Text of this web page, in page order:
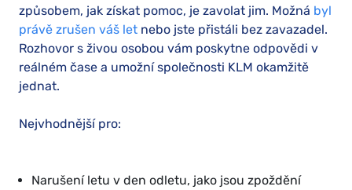
způsobem, jak získat pomoc, je zavolat jim. Možná byl
právě zrušen váš let nebo jste přistáli bez zavazadel.
Rozhovor s živou osobou vám poskytne odpovědi v
reálném čase a umožní společnosti KLM okamžitě
jednat.
Nejvhodnější pro:
Narušení letu v den odletu, jako jsou zpoždění